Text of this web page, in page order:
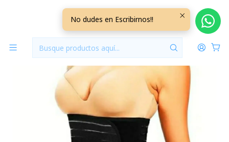
Inicio Ropa Interior Maternal
Faja Post Parto 3 en 1 Talla L Negra
No dudes en Escribirnos!!